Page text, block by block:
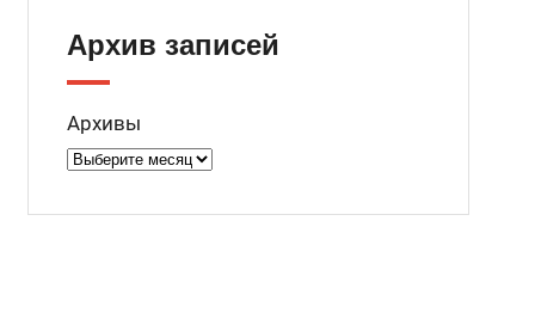
Архив записей
Архивы